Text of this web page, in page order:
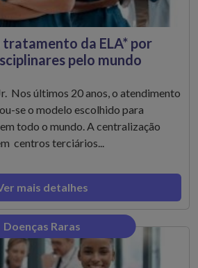
da ELA* por
pelo mundo
Nos últimos 20 anos, o atendimento
se o modelo escolhido para
todo o mundo. A centralização
centros terciários...
mais detalhes
Doenças Raras